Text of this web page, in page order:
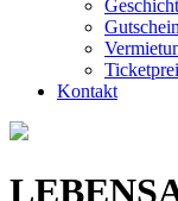
Kontakt